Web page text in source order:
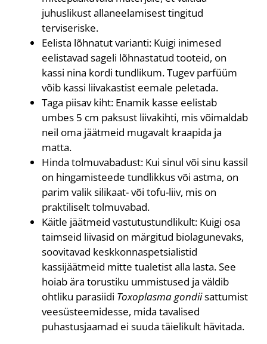
juhuslikust allaneelamisest tingitud
terviseriske.
Eelista lõhnatut varianti: Kuigi inimesed
eelistavad sageli lõhnastatud tooteid, on
kassi nina kordi tundlikum. Tugev parfüüm
võib kassi liivakastist eemale peletada.
Taga piisav kiht: Enamik kasse eelistab
umbes 5 cm paksust liivakihti, mis võimaldab
neil oma jäätmeid mugavalt kraapida ja
matta.
Hinda tolmuvabadust: Kui sinul või sinu kassil
on hingamisteede tundlikkus või astma, on
parim valik silikaat- või tofu-liiv, mis on
praktiliselt tolmuvabad.
Käitle jäätmeid vastutustundlikult: Kuigi osa
taimseid liivasid on märgitud biolagunevaks,
soovitavad keskkonnaspetsialistid
kassijäätmeid mitte tualetist alla lasta. See
hoiab ära torustiku ummistused ja väldib
ohtliku parasiidi Toxoplasma gondiisattumist
veesüsteemidesse, mida tavalised
puhastusjaamad ei suuda täielikult hävitada.